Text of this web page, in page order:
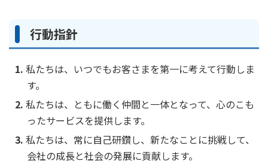
ラジオ体操・みんなの体操
かんぽジャンクション
行動指針
私たちは、いつでもお客さまを第一に考えて行動しま
す。
私たちは、ともに働く仲間と一体となって、心のこも
ったサービスを提供します。
私たちは、常に自己研鑽し、新たなことに挑戦して、
会社の成長と社会の発展に貢献します。